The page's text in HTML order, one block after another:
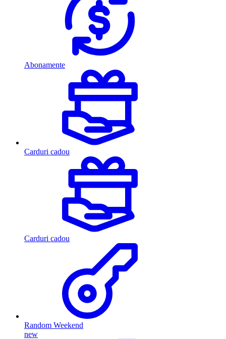
Abonamente
Carduri cadou
Carduri cadou
Random Weekend
new